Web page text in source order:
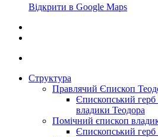
Відкрити в Google Maps
Структура
Правлячий Єпископ
Єпископський
владики Теодора
Помічний єпископ
Єпископський герб